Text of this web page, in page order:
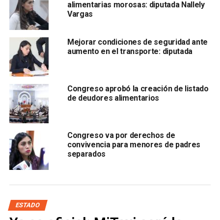
alimentaria morosa y en consecuencia, la o el juez de lo
Familiar ordenará su inscripción en el
Personas Deudoras Alimentarias Morosas
.
En la iniciativa respectiva, se indica, que si alguna persona
morosa, ya que la norma indica que los días deben ser sin
interrupciones,
alimentarias morosas: diputada Nallely
Vargas
Mejorar condiciones de seguridad ante
aumento en el transporte: diputada
Congreso aprobó la creación de listado
de deudores alimentarios
Congreso va por derechos de
convivencia para menores de padres
separados
ESTADO